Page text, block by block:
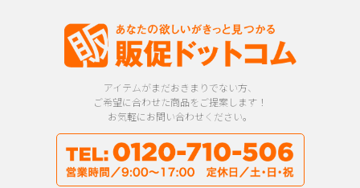
アイテムがまだおきまりでない方、
ご希望に合わせた商品をご提案します！
お気軽にお問い合わせください。